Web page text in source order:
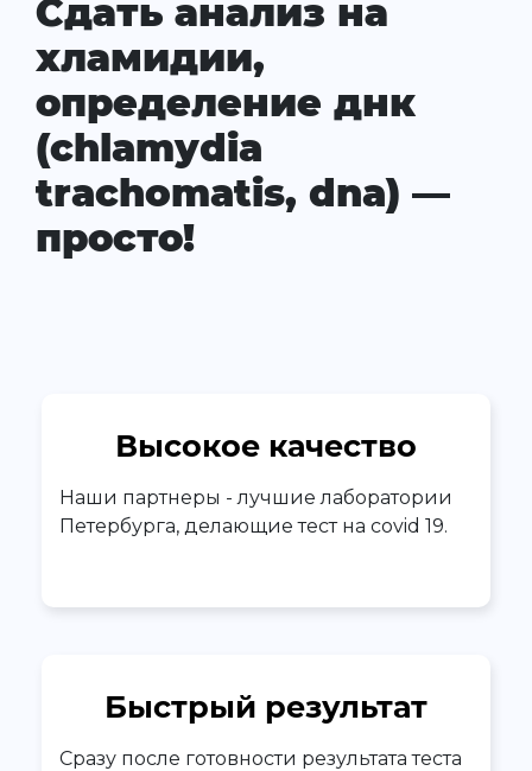
Сдать анализ на
хламидии,
определение днк
(chlamydia
trachomatis, dna) —
просто!
Высокое качество
Наши партнеры - лучшие лаборатории
Петербурга, делающие тест на covid 19.
Быстрый результат
Сразу после готовности результата теста